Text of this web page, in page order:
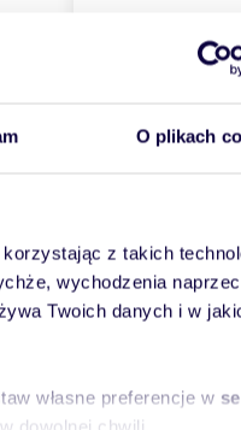
O plikach
z takich
wychodzenia
Twoich danych i w
własne preferencje w
INFORMACJE
Wynajem 2
powierzchni